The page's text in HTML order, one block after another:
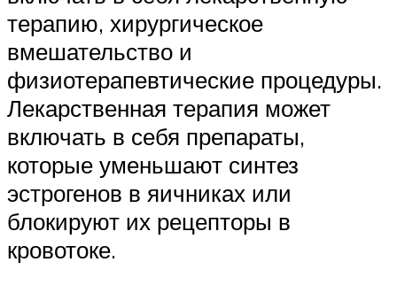
терапию, хирургическое
вмешательство и
физиотерапевтические процедуры.
Лекарственная терапия может
включать в себя препараты,
которые уменьшают синтез
эстрогенов в яичниках или
блокируют их рецепторы в
кровотоке.